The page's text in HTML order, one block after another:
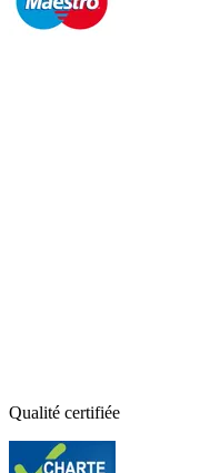
Qualité certifiée